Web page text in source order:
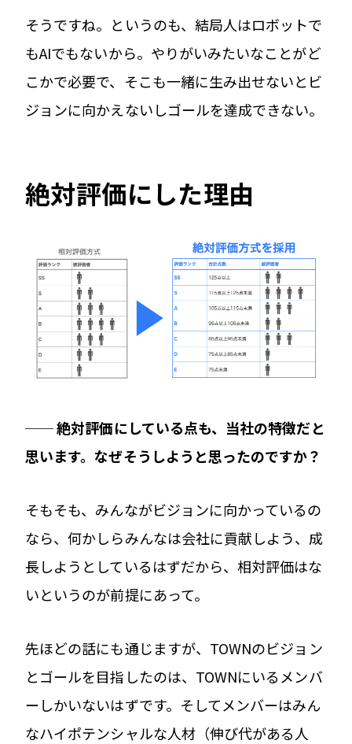
そうですね。というのも、結局人はロボットで
もAIでもないから。やりがいみたいなことがど
こかで必要で、そこも一緒に生み出せないとビ
ジョンに向かえないしゴールを達成できない。
絶対評価にした理由
── 絶対評価にしている点も、当社の特徴だと
思います。なぜそうしようと思ったのですか？
そもそも、みんながビジョンに向かっているの
なら、何かしらみんなは会社に貢献しよう、成
長しようとしているはずだから、相対評価はな
いというのが前提にあって。
先ほどの話にも通じますが、TOWNのビジョン
とゴールを目指したのは、TOWNにいるメンバ
ーしかいないはずです。そしてメンバーはみん
なハイポテンシャルな人材（伸び代がある人